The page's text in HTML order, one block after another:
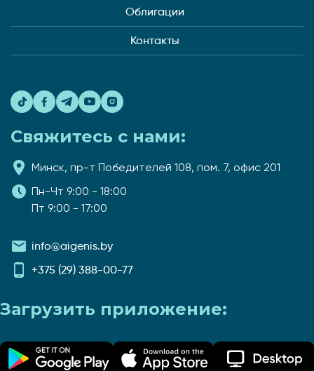
Облигации
Контакты
Свяжитесь с нами:
Минск, пр-т Победителей 108, пом. 7, офис 201
Пн-Чт 9:00 - 18:00
Пт 9:00 - 17:00
info@aigenis.by
+375 (29) 388-00-77
Загрузить приложение: